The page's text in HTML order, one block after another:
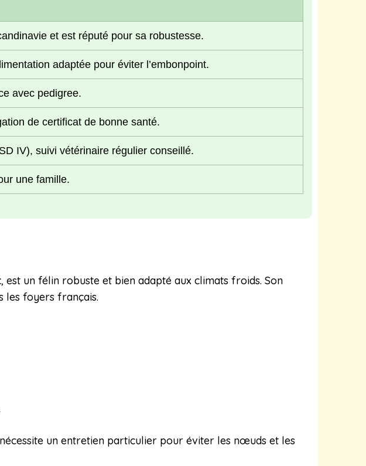
et est réputé pour sa robustesse.
adaptée pour éviter l’embonpoint.
avec pedigree.
de certificat de bonne santé.
IV), suivi vétérinaire régulier conseillé.
une famille.
, est un félin robuste et bien adapté aux climats froids. Son
les foyers français.
un entretien particulier pour éviter les nœuds et les